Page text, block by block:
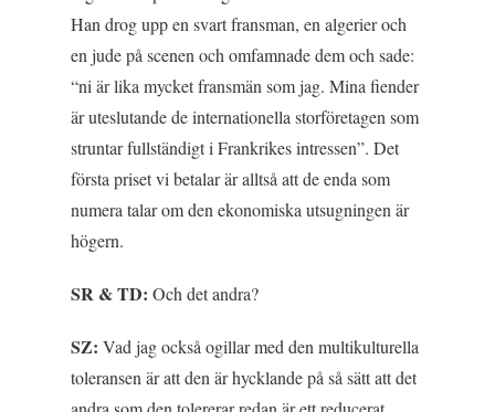
Han drog upp en svart fransman, en algerier och
en jude på scenen och omfamnade dem och sade:
“ni är lika mycket fransmän som jag. Mina fiender
är uteslutande de internationella storföretagen som
struntar fullständigt i Frankrikes intressen”. Det
första priset vi betalar är alltså att de enda som
numera talar om den ekonomiska utsugningen är
högern.
SR & TD: Och det andra?
SZ: Vad jag också ogillar med den multikulturella
toleransen är att den är hycklande på så sätt att det